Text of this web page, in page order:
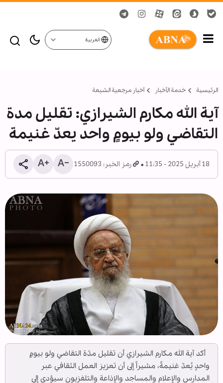
العربية
الرئيسية خدمة الأخبار أخبار مرجعیة الشیعة
آية الله مكارم الشيرازي: تقليل مدة
التقاضي ولو بيومٍ واحد يعدّ غنيمة
18 أبريل 2025 - 11:35 رمز الخبر: 1550093
أكد آية الله مكارم الشيرازي أن تقليل مدّة التقاضي ولو بيومٍ
واحدٍ يُعدّ غنيمةً، مشيراً إلى أن تعزيز العمل الثقافي عبر
المدارس والإعلام والمساجد والإذاعة والتلفزيون سيؤدي إلى